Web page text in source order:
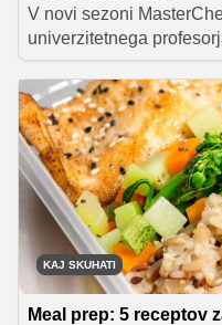
V novi sezoni
univerzitetnega
ljubljanski Fakulteti za
pot v tekmovanju
hitro dokazal, da je kot
farmacije pravi mojster
pa tudi strasten ljubitelj
KAJ SKUHATI
Meal prep: 5 receptov